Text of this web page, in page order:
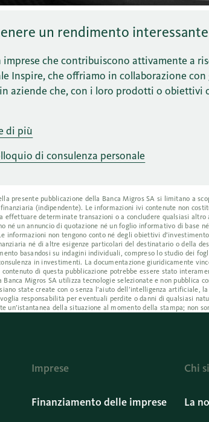
un rendimento
che contribuiscono attivamente a
Inspire, che offriamo in collaborazione
aziende che, con i loro prodotti o
di più
di consulenza personale
presente pubblicazione della Banca Migros SA si limitano a
(indipendente). Le informazioni ivi contenute non
effettuare determinate transazioni o a concludere qualsiasi
né un annuncio di quotazione né un foglio informativo di base
informazioni non tengono conto né degli obiettivi
né di altre esigenze particolari del destinatario o della
basandosi su indagini individuali, compreso lo studio dei
in investimenti. La documentazione giuridicamente
di questa pubblicazione potrebbe essere stato
Migros SA utilizza tecnologie selezionate e non pubblica
state create con o senza l’aiuto dell’intelligenza artificiale,
responsabilità per eventuali perdite o danni di qualsiasi
un’istantanea della situazione al momento della stampa; non
Imprese
Finanziamento delle imprese
Chi
La